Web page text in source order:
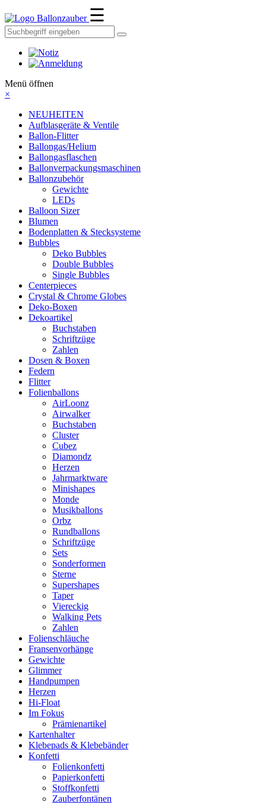
Ballonzauber ☰
Menü öffnen
×
NEUHEITEN
Aufblasgeräte & Ventile
Ballon-Flitter
Ballongas/Helium
Ballongasflaschen
Ballonverpackungsmaschinen
Ballonzubehör
Gewichte
LEDs
Balloon Sizer
Blumen
Bodenplatten & Stecksysteme
Bubbles
Deko Bubbles
Double Bubbles
Single Bubbles
Centerpieces
Crystal & Chrome Globes
Deko-Boxen
Dekoartikel
Buchstaben
Schriftzüge
Zahlen
Dosen & Boxen
Federn
Flitter
Folienballons
AirLoonz
Airwalker
Buchstaben
Cluster
Cubez
Diamondz
Herzen
Jahrmarktware
Minishapes
Monde
Musikballons
Orbz
Rundballons
Schriftzüge
Sets
Sonderformen
Sterne
Supershapes
Taper
Viereckig
Walking Pets
Zahlen
Folienschläuche
Fransenvorhänge
Gewichte
Glimmer
Handpumpen
Herzen
Hi-Float
Im Fokus
Prämienartikel
Kartenhalter
Klebepads & Klebebänder
Konfetti
Folienkonfetti
Papierkonfetti
Stoffkonfetti
Zauberfontänen